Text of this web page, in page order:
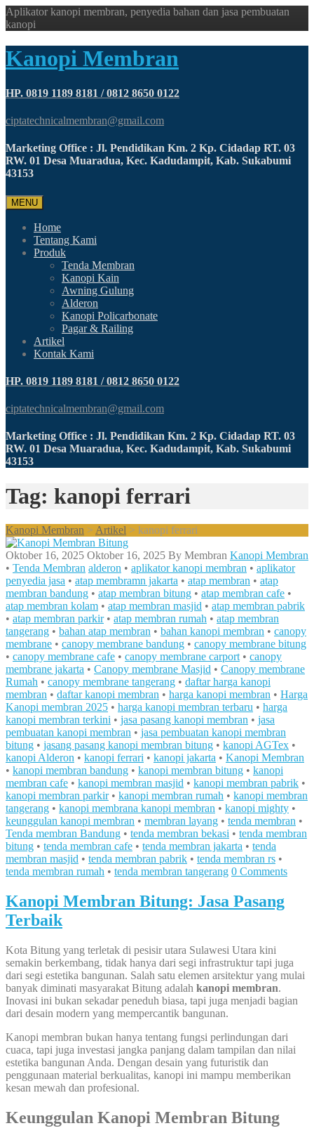
Aplikator kanopi membran, penyedia bahan dan jasa pembuatan
kanopi
Kanopi Membran
HP. 0819 1189 8181 / 0812 8650 0122
ciptatechnicalmembran@gmail.com
Marketing Office : Jl. Pendidikan Km. 2 Kp. Cidadap RT. 03
RW. 01 Desa Muaradua, Kec. Kadudampit, Kab. Sukabumi
43153
MENU
Home
Tentang Kami
Produk
Tenda Membran
Kanopi Kain
Awning Gulung
Alderon
Kanopi Policarbonate
Pagar & Railing
Artikel
Kontak Kami
HP. 0819 1189 8181 / 0812 8650 0122
ciptatechnicalmembran@gmail.com
Marketing Office : Jl. Pendidikan Km. 2 Kp. Cidadap RT. 03
RW. 01 Desa Muaradua, Kec. Kadudampit, Kab. Sukabumi
43153
Tag: kanopi ferrari
Kanopi Membran > Artikel > kanopi ferrari
Oktober 16, 2025 Oktober 16, 2025 By Membran Kanopi Membran
• Tenda Membran alderon • aplikator kanopi membran • aplikator
penyedia jasa • atap membramn jakarta • atap membran • atap
membran bandung • atap membran bitung • atap membran cafe •
atap membran kolam • atap membran masjid • atap membran pabrik
• atap membran parkir• atap membran rumah • atap membran
tangerang • bahan atap membran • bahan kanopi membran • canopy
membrane • canopy membrane bandung • canopy membrane bitung
• canopy membrane cafe • canopy membrane carport • canopy
membrane jakarta • Canopy membrane Masjid • Canopy membrane
Rumah • canopy membrane tangerang • daftar harga kanopi
membran • daftar kanopi membran • harga kanopi membran • Harga
Kanopi membran 2025 • harga kanopi membran terbaru • harga
kanopi membran terkini • jasa pasang kanopi membran • jasa
pembuatan kanopi membran • jasa pembuatan kanopi membran
bitung • jasang pasang kanopi membran bitung • kanopi AGTex •
kanopi Alderon • kanopi ferrari • kanopi jakarta • Kanopi Membran
• kanopi membran bandung • kanopi membran bitung • kanopi
membran cafe • kanopi membran masjid • kanopi membran pabrik •
kanopi membran parkir• kanopi membran rumah • kanopi membran
tangerang • kanopi membrana kanopi membran • kanopi mighty •
keunggulan kanopi membran • membran layang • tenda membran •
Tenda membran Bandung • tenda membran bekasi • tenda membran
bitung • tenda membran cafe • tenda membran jakarta • tenda
membran masjid • tenda membran pabrik • tenda membran rs •
tenda membran rumah • tenda membran tangerang 0 Comments
Kanopi Membran Bitung: Jasa Pasang
Terbaik
Kota Bitung yang terletak di pesisir utara Sulawesi Utara kini
semakin berkembang, tidak hanya dari segi infrastruktur tapi juga
dari segi estetika bangunan. Salah satu elemen arsitektur yang mulai
banyak diminati masyarakat Bitung adalah kanopi membran.
Inovasi ini bukan sekadar peneduh biasa, tapi juga menjadi bagian
dari desain modern yang mempercantik bangunan.
Kanopi membran bukan hanya tentang fungsi perlindungan dari
cuaca, tapi juga investasi jangka panjang dalam tampilan dan nilai
estetika bangunan Anda. Dengan desain yang futuristik dan
penggunaan material berkualitas, kanopi ini mampu memberikan
kesan mewah dan profesional.
Keunggulan Kanopi Membran Bitung